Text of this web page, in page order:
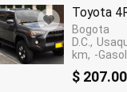
Toyota
Bogota
D.C.
km
-
$